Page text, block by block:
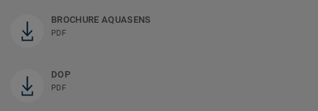
BROCHURE AQUASENS
PDF
DOP
PDF